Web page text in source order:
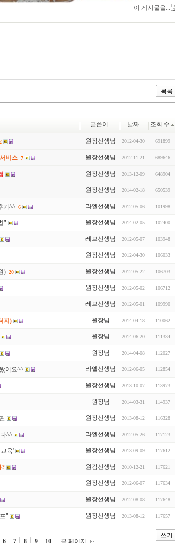
이 게시물을...
목록
글쓴이 날짜 조회 수
원장선생님 2012-04-30 691899
비스 7 원장선생님 2012-11-21 689646
원장선생님 2013-12-09 648904
원장선생님 2014-02-18 650539
기^^ 6 라엘선생님 2012-05-06 101998
" 원장선생님 2014-02-05 102400
레브선생님 2012-05-07 103948
원장선생님 2012-04-30 106033
) 20 원장선생님 2012-05-22 106703
원장선생님 2012-05-02 106712
레브선생님 2012-05-01 109990
지) 원장님 2014-04-18 110062
원장님 2014-06-20 111334
원장님 2014-04-08 112027
어요^^ 라엘선생님 2012-06-05 112854
원장선생님 2013-10-07 113973
원장님 2014-03-31 114937
원장선생님 2013-08-12 116328
^^ 라엘선생님 2012-05-26 117123
육' 원장선생님 2013-09-09 117612
? 원감선생님 2010-12-21 117621
원장선생님 2012-06-07 117634
원장선생님 2012-08-08 117648
" 원장선생님 2013-08-12 117657
쓰기